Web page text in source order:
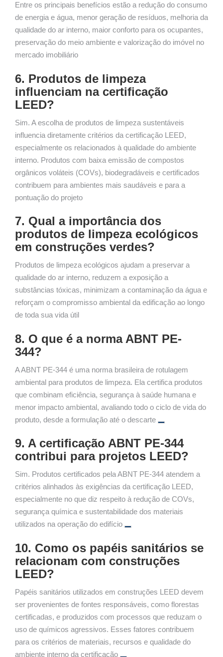
Entre os principais benefícios estão a redução do consumo
de energia e água, menor geração de resíduos, melhoria da
qualidade do ar interno, maior conforto para os ocupantes,
preservação do meio ambiente e valorização do imóvel no
mercado imobiliário
6. Produtos de limpeza
influenciam na certificação
LEED?
Sim. A escolha de produtos de limpeza sustentáveis
influencia diretamente critérios da certificação LEED,
especialmente os relacionados à qualidade do ambiente
interno. Produtos com baixa emissão de compostos
orgânicos voláteis (COVs), biodegradáveis e certificados
contribuem para ambientes mais saudáveis e para a
pontuação do projeto
7. Qual a importância dos
produtos de limpeza ecológicos
em construções verdes?
Produtos de limpeza ecológicos ajudam a preservar a
qualidade do ar interno, reduzem a exposição a
substâncias tóxicas, minimizam a contaminação da água e
reforçam o compromisso ambiental da edificação ao longo
de toda sua vida útil
8. O que é a norma ABNT PE-
344?
A ABNT PE-344 é uma norma brasileira de rotulagem
ambiental para produtos de limpeza. Ela certifica produtos
que combinam eficiência, segurança à saúde humana e
menor impacto ambiental, avaliando todo o ciclo de vida do
produto, desde a formulação até o descarte
9. A certificação ABNT PE-344
contribui para projetos LEED?
Sim. Produtos certificados pela ABNT PE-344 atendem a
critérios alinhados às exigências da certificação LEED,
especialmente no que diz respeito à redução de COVs,
segurança química e sustentabilidade dos materiais
utilizados na operação do edifício
10. Como os papéis sanitários se
relacionam com construções
LEED?
Papéis sanitários utilizados em construções LEED devem
ser provenientes de fontes responsáveis, como florestas
certificadas, e produzidos com processos que reduzam o
uso de químicos agressivos. Esses fatores contribuem
para os critérios de materiais, recursos e qualidade do
ambiente interno da certificação